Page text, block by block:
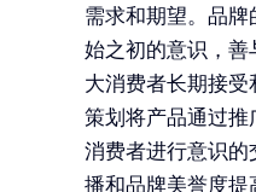
需求和期望。品
始之初的意识，
大消费者长期接
策划将产品通过
消费者进行意识
播和品牌美誉度